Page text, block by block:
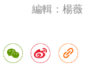
編輯：楊薇